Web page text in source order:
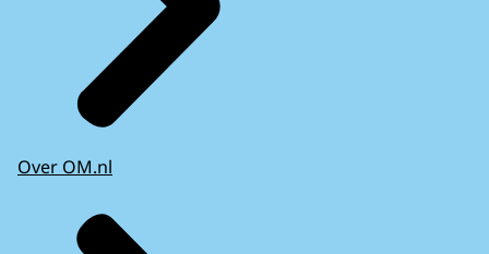
Over OM.nl